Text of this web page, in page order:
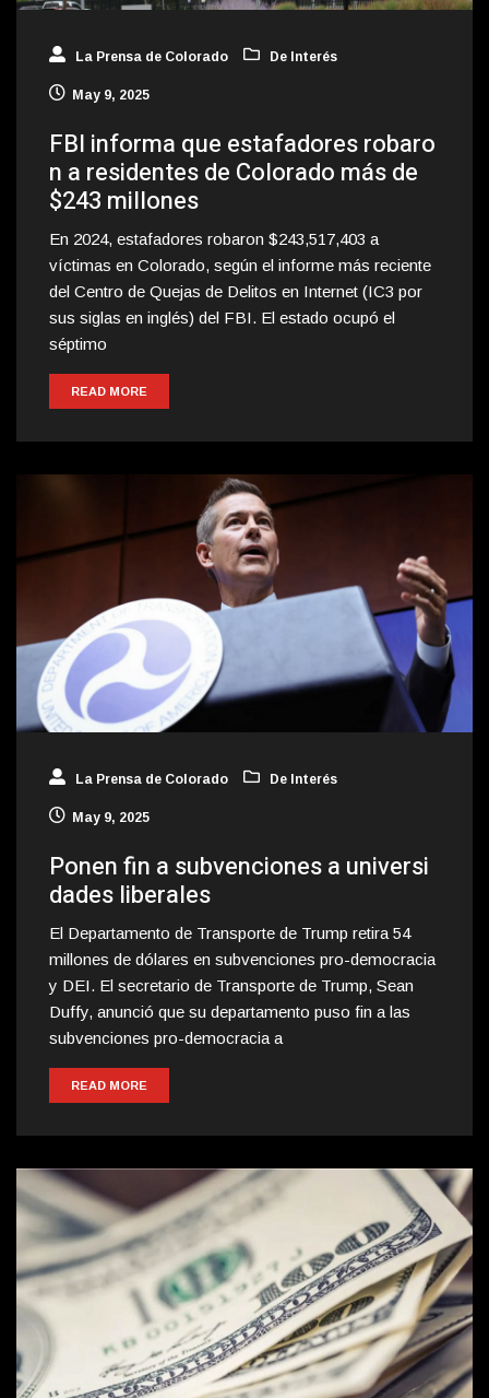
La Prensa de Colorado De Interés
May 9, 2025
FBI informa que estafadores robaro
n a residentes de Colorado más de
$243 millones
En 2024, estafadores robaron $243,517,403 a
víctimas en Colorado, según el informe más reciente
del Centro de Quejas de Delitos en Internet (IC3 por
sus siglas en inglés) del FBI. El estado ocupó el
séptimo
READ MORE
La Prensa de Colorado De Interés
May 9, 2025
Ponen fin a subvenciones a universi
dades liberales
El Departamento de Transporte de Trump retira 54
millones de dólares en subvenciones pro-democracia
y DEI. El secretario de Transporte de Trump, Sean
Duffy, anunció que su departamento puso fin a las
subvenciones pro-democracia a
READ MORE